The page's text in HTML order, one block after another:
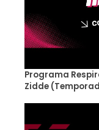
Programa
Zidde